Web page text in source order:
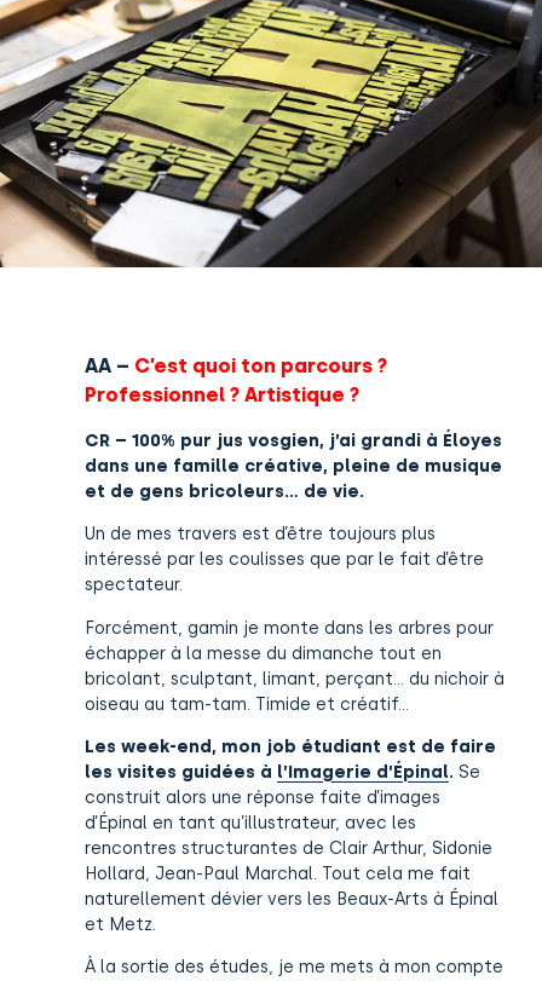
AA – C’est quoi ton parcours ?
Professionnel ? Artistique ?
CR – 100% pur jus vosgien, j’ai grandi à Éloyes
dans une famille créative, pleine de musique
et de gens bricoleurs… de vie.
Un de mes travers est d’être toujours plus
intéressé par les coulisses que par le fait d’être
spectateur.
Forcément, gamin je monte dans les arbres pour
échapper à la messe du dimanche tout en
bricolant, sculptant, limant, perçant… du nichoir à
oiseau au tam-tam. Timide et créatif…
Les week-end, mon job étudiant est de faire
les visites guidées à l’Imagerie d’Épinal. Se
construit alors une réponse faite d’images
d’Épinal en tant qu’illustrateur, avec les
rencontres structurantes de Clair Arthur, Sidonie
Hollard, Jean-Paul Marchal. Tout cela me fait
naturellement dévier vers les Beaux-Arts à Épinal
et Metz.
À la sortie des études, je me mets à mon compte